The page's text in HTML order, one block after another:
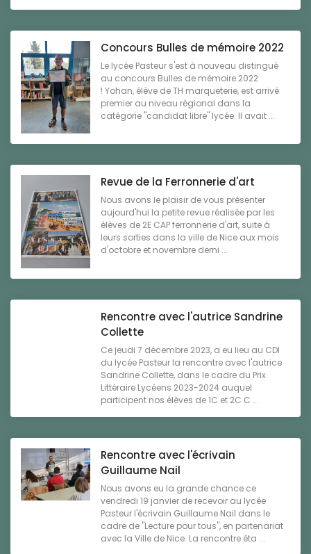
Concours Bulles de mémoire 2022
Le lycée Pasteur s'est à nouveau distingué
au concours Bulles de mémoire 2022
! Yohan, élève de TH marqueterie, est arrivé
premier au niveau régional dans la
catégorie "candidat libre" lycée. Il avait ...
Revue de la Ferronnerie d'art
Nous avons le plaisir de vous présenter
aujourd'hui la petite revue réalisée par les
élèves de 2E CAP ferronnerie d'art, suite à
leurs sorties dans la ville de Nice aux mois
d'octobre et novembre derni ...
Rencontre avec l'autrice Sandrine
Collette
Ce jeudi 7 décembre 2023, a eu lieu au CDI
du lycée Pasteur la rencontre avec l'autrice
Sandrine Collette, dans le cadre du Prix
Littéraire Lycéens 2023-2024 auquel
participent nos élèves de 1C et 2C C ...
Rencontre avec l'écrivain
Guillaume Nail
Nous avons eu la grande chance ce
vendredi 19 janvier de recevoir au lycée
Pasteur l'écrivain Guillaume Nail dans le
cadre de "Lecture pour tous", en partenariat
avec la Ville de Nice. La rencontre éta ...